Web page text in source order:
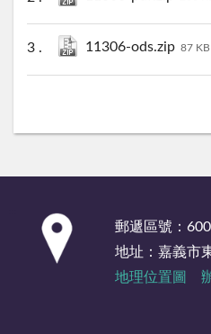
11306-ods.zip 87 KB
郵遞區號：
地址：嘉義市
地理位置圖